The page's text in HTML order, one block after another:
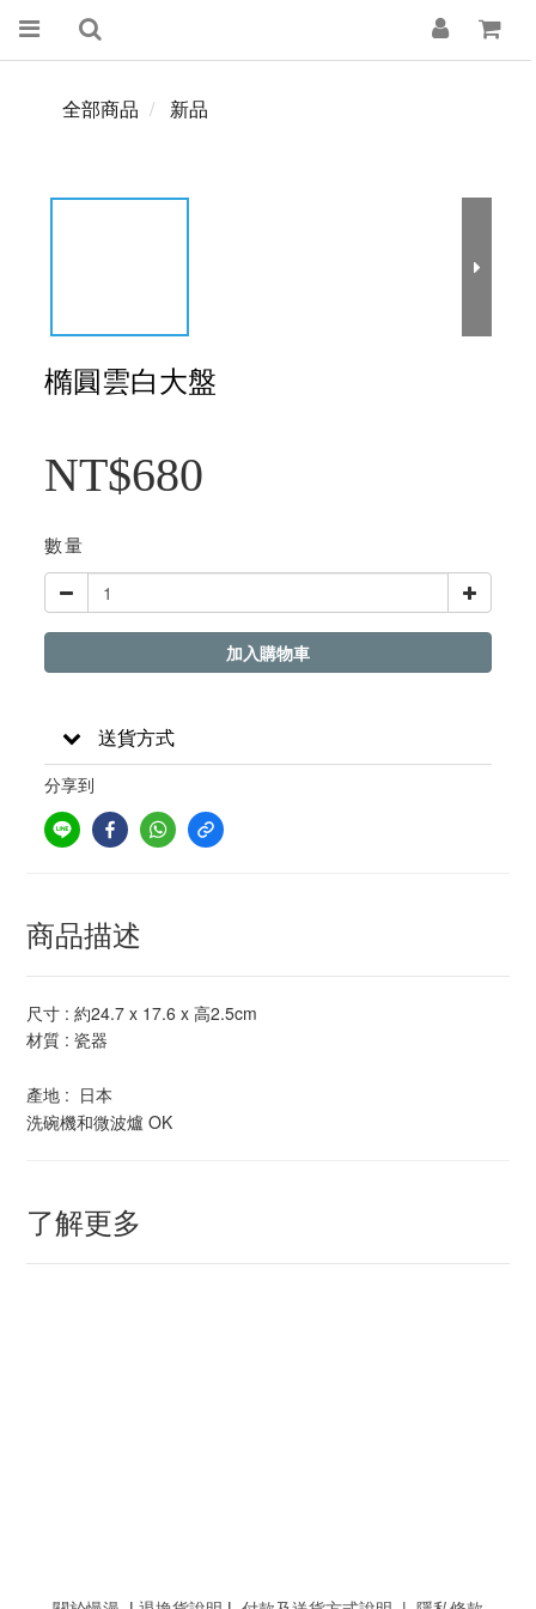
全部商品 新品
橢圓雲白大盤
NT$680
數量
加入購物車
送貨方式
分享到
商品描述
尺寸 : 約24.7 x 17.6 x 高2.5cm
材質 : 瓷器
產地 : 日本
洗碗​​機和微波爐 OK
了解更多